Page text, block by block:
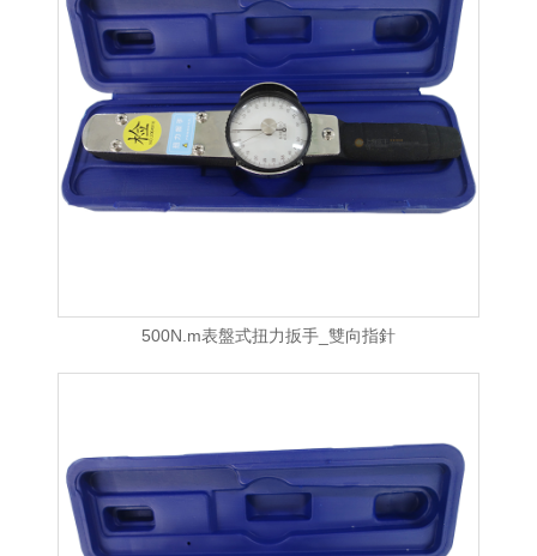
500N.m表盤式扭力扳手_雙向指針